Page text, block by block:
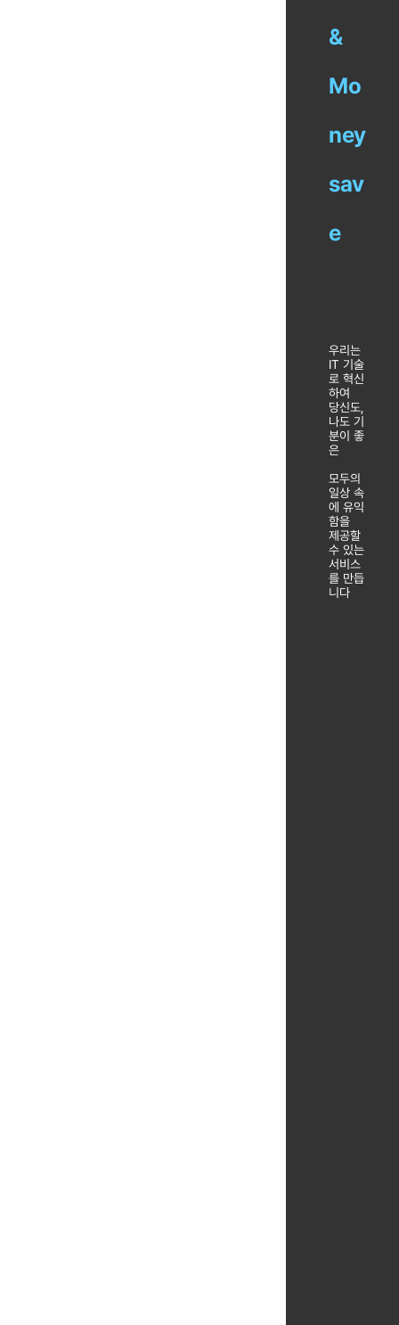
&
Mo
ney
sav
e
우리는
IT 기술
로 혁신
하여
당신도,
나도 기
분이 좋
은
모두의
일상 속
에 유익
함을
제공할
수 있는
서비스
를 만듭
니다